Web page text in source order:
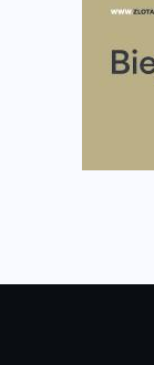
Co ma dużo
Rozbiegany
Już w tę
Wystartuje